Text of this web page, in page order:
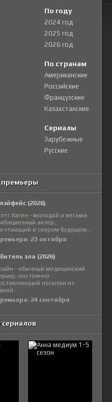
По году
2024 год
2025 год
2026 год
По странам
Американские
Российские
Французские
Казахстанские
Сериалы
Зарубежные
Русские
(2026)
Хаген - молодой и весьма
актер,
в скором будущем...
23 октября
зла (2026)
- обычный медицинский
постоянно
посылки из
24 сентября